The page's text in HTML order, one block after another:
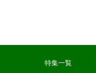
特集一覧